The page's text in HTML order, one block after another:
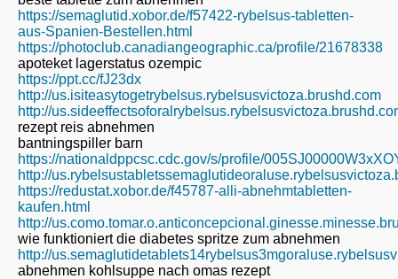
https://semaglutid.xobor.de/f57422-rybelsus-tabletten-
aus-Spanien-Bestellen.html
https://photoclub.canadiangeographic.ca/profile/21678338
apoteket lagerstatus ozempic
https://ppt.cc/fJ23dx
http://us.isiteasytogetrybelsus.rybelsusvictoza.brushd.com
http://
rezept reis abnehmen
bantningspiller barn
https://nationaldppcsc.cdc.gov/s/profile/
http://
https://redustat.xobor.de/f45787-alli-abnehmtabletten-
kaufen.html
http://
wie funktioniert die diabetes spritze zum abnehmen
http://
abnehmen kohlsuppe nach omas rezept